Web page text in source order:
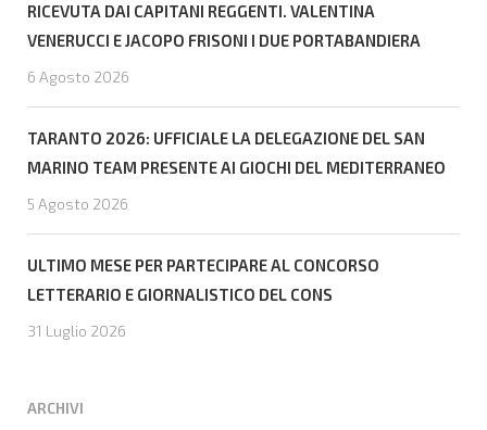
RICEVUTA DAI CAPITANI REGGENTI. VALENTINA
VENERUCCI E JACOPO FRISONI I DUE PORTABANDIERA
6 Agosto 2026
TARANTO 2026: UFFICIALE LA DELEGAZIONE DEL SAN
MARINO TEAM PRESENTE AI GIOCHI DEL MEDITERRANEO
5 Agosto 2026
ULTIMO MESE PER PARTECIPARE AL CONCORSO
LETTERARIO E GIORNALISTICO DEL CONS
31 Luglio 2026
ARCHIVI